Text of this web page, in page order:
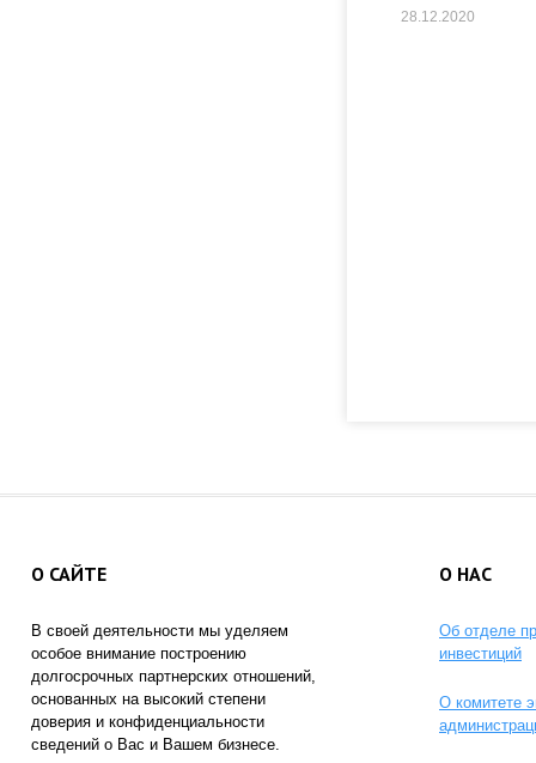
28.12.2020
О САЙТЕ
В своей деятельности мы уделяем
особое внимание построению
долгосрочных партнерских отношений,
основанных на высокий степени
доверия и конфиденциальности
сведений о Вас и Вашем бизнесе.
О НАС
Об отделе
инвестиций
О комитете